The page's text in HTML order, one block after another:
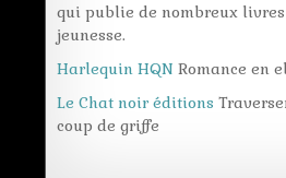
qui publie de nombreux
jeunesse.
Harlequin HQN Romance en
Le Chat noir éditions
coup de griffe